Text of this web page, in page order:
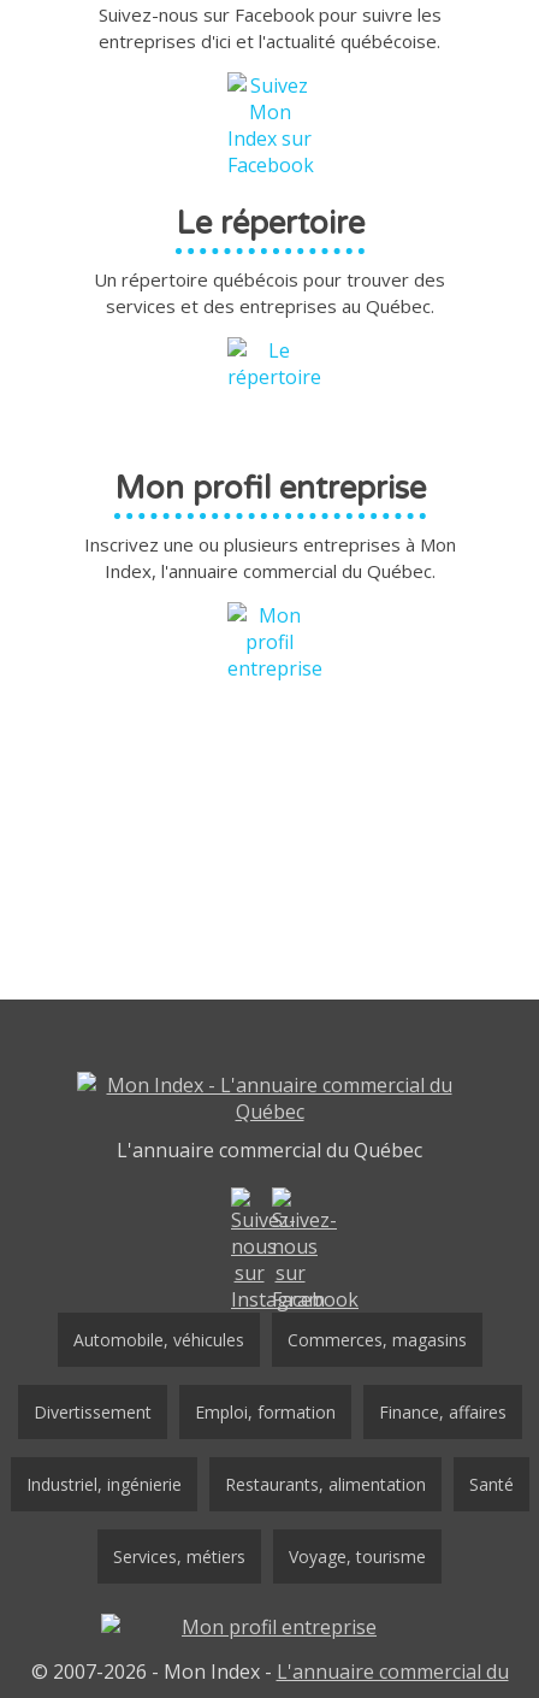
Suivez-nous sur Facebook pour suivre les
entreprises d'ici et l'actualité québécoise.
Le répertoire
Un répertoire québécois pour trouver des
services et des entreprises au Québec.
Mon profil entreprise
Inscrivez une ou plusieurs entreprises à Mon
Index, l'annuaire commercial du Québec.
L'annuaire commercial du Québec
Automobile, véhicules Commerces, magasins
Divertissement Emploi, formation Finance, affaires
Industriel, ingénierie Restaurants, alimentation Santé
Services, métiers Voyage, tourisme
© 2007-2026 - Mon Index - L'annuaire commercial du